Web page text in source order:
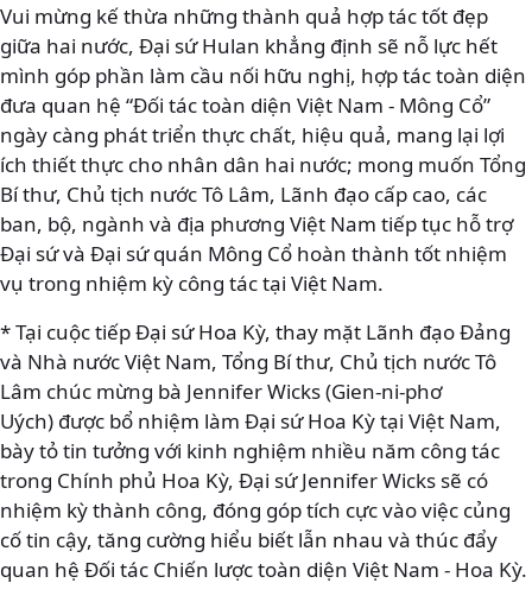
Vui mừng kế thừa những thành quả hợp tác tốt đẹp
giữa hai nước, Đại sứ Hulan khẳng định sẽ nỗ lực hết
mình góp phần làm cầu nối hữu nghị, hợp tác toàn diện
đưa quan hệ “Đối tác toàn diện Việt Nam - Mông Cổ”
ngày càng phát triển thực chất, hiệu quả, mang lại lợi
ích thiết thực cho nhân dân hai nước; mong muốn Tổng
Bí thư, Chủ tịch nước Tô Lâm, Lãnh đạo cấp cao, các
ban, bộ, ngành và địa phương Việt Nam tiếp tục hỗ trợ
Đại sứ và Đại sứ quán Mông Cổ hoàn thành tốt nhiệm
vụ trong nhiệm kỳ công tác tại Việt Nam.
* Tại cuộc tiếp Đại sứ Hoa Kỳ, thay mặt Lãnh đạo Đảng
và Nhà nước Việt Nam, Tổng Bí thư, Chủ tịch nước Tô
Lâm chúc mừng bà Jennifer Wicks (Gien-ni-phơ
Uých) được bổ nhiệm làm Đại sứ Hoa Kỳ tại Việt Nam,
bày tỏ tin tưởng với kinh nghiệm nhiều năm công tác
trong Chính phủ Hoa Kỳ, Đại sứ Jennifer Wicks sẽ có
nhiệm kỳ thành công, đóng góp tích cực vào việc củng
cố tin cậy, tăng cường hiểu biết lẫn nhau và thúc đẩy
quan hệ Đối tác Chiến lược toàn diện Việt Nam - Hoa Kỳ.